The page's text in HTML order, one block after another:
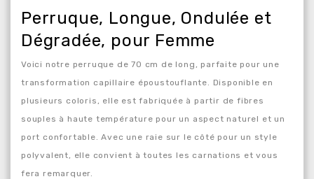
Perruque, Longue, Ondulée et
Dégradée, pour Femme
Voici notre perruque de 70 cm de long, parfaite pour une
transformation capillaire époustouflante. Disponible en
plusieurs coloris, elle est fabriquée à partir de fibres
souples à haute température pour un aspect naturel et un
port confortable. Avec une raie sur le côté pour un style
polyvalent, elle convient à toutes les carnations et vous
fera remarquer.